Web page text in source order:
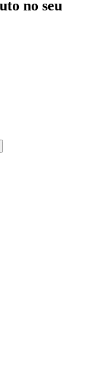
no seu